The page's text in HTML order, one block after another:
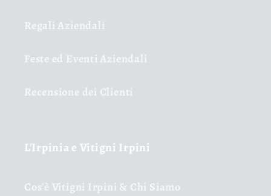
Regali Aziendali
Feste ed Eventi Aziendali
Recensione dei Clienti
L'Irpinia e Vitigni Irpini
Cos'è Vitigni Irpini & Chi Siamo